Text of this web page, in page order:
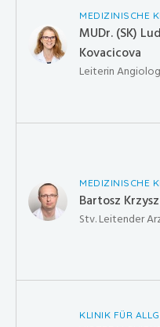
MEDIZINISCHE
MUDr. (SK)
Kovacicova
Leiterin
MEDIZINISCHE
Bartosz
Stv. Leitender
KLINIK FÜR